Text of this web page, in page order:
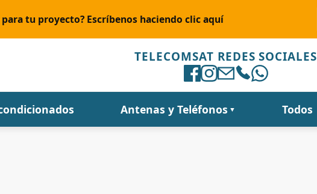
tu proyecto? Escríbenos haciendo clic aquí
TELECOMSAT REDES SOCIALES
Antenas y Teléfonos ▼ Todos